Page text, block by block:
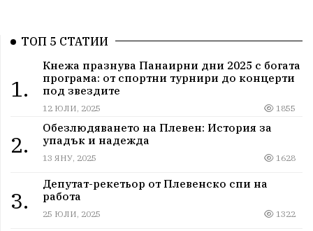
ТОП 5 СТАТИИ
1.
Кнежа празнува Панаирни дни 2025 с богата
програма: от спортни турнири до концерти
под звездите
12 ЮЛИ, 2025 1855
2.
Обезлюдяването на Плевен: История за
упадък и надежда
13 ЯНУ, 2025 1628
3.
Депутат-рекетьор от Плевенско спи на
работа
25 ЮЛИ, 2025 1322